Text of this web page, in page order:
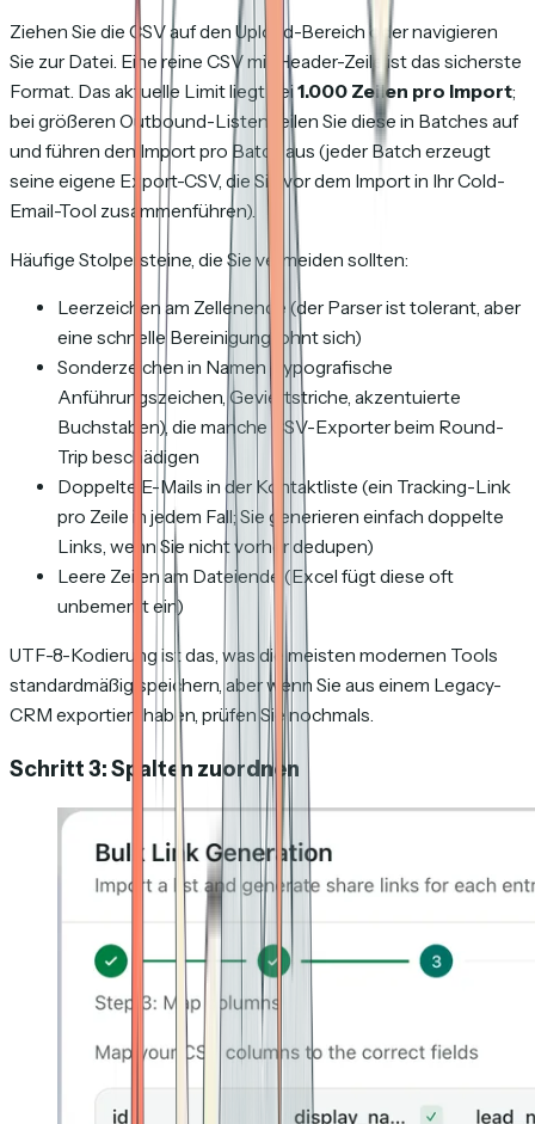
Ziehen Sie die CSV auf den Upload-Bereich oder navigieren
Sie zur Datei. Eine reine CSV mit Header-Zeile ist das sicherste
Format. Das aktuelle Limit liegt bei1.000 Zeilen pro Import;
bei größeren Outbound-Listen teilen Sie diese in Batches auf
und führen den Import pro Batch aus (jeder Batch erzeugt
seine eigene Export-CSV, die Sie vor dem Import in Ihr Cold-
Email-Tool zusammenführen).
Häufige Stolpersteine, die Sie vermeiden sollten:
Leerzeichen am Zellenende (der Parser ist tolerant, aber
eine schnelle Bereinigung lohnt sich)
Sonderzeichen in Namen (typografische
Anführungszeichen, Geviertstriche, akzentuierte
Buchstaben), die manche CSV-Exporter beim Round-
Trip beschädigen
Doppelte E-Mails in der Kontaktliste (ein Tracking-Link
pro Zeile in jedem Fall; Sie generieren einfach doppelte
Links, wenn Sie nicht vorher dedupen)
Leere Zeilen am Dateiende (Excel fügt diese oft
unbemerkt ein)
UTF-8-Kodierung ist das, was die meisten modernen Tools
standardmäßig speichern, aber wenn Sie aus einem Legacy-
CRM exportiert haben, prüfen Sie nochmals.
Schritt 3: Spalten zuordnen